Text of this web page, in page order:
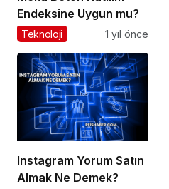
Endeksine Uygun mu?
Teknoloji 1 yıl önce
Instagram Yorum Satın
Almak Ne Demek?